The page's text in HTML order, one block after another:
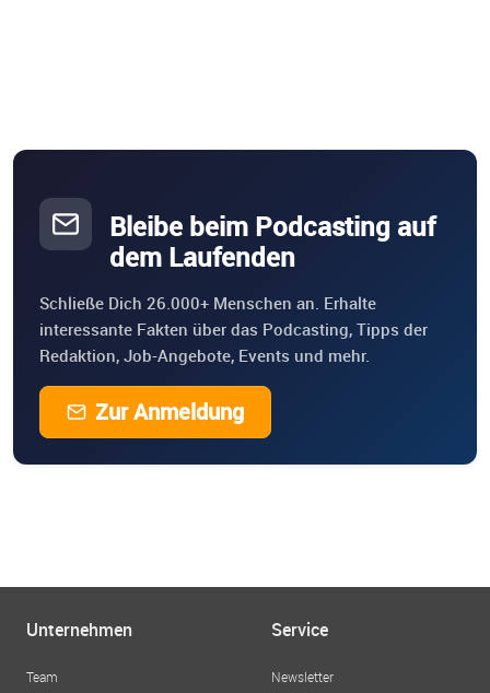
Bleibe beim Podcasting auf
dem Laufenden
Schließe Dich 26.000+ Menschen an. Erhalte
interessante Fakten über das Podcasting, Tipps der
Redaktion, Job-Angebote, Events und mehr.
Zur Anmeldung
Unternehmen
Team
Service
Newsletter